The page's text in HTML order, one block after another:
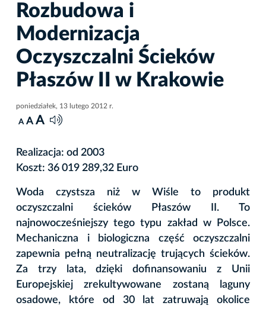
Rozbudowa i
Modernizacja
Oczyszczalni Ścieków
Płaszów II w Krakowie
poniedziałek, 13 lutego 2012 r.
A A A
Realizacja: od 2003
Koszt: 36 019 289,32 Euro
Woda czystsza niż w Wiśle to produkt
oczyszczalni ścieków Płaszów II. To
najnowocześniejszy tego typu zakład w Polsce.
Mechaniczna i biologiczna część oczyszczalni
zapewnia pełną neutralizację trujących ścieków.
Za trzy lata, dzięki dofinansowaniu z Unii
Europejskiej zrekultywowane zostaną laguny
osadowe, które od 30 lat zatruwają okolice